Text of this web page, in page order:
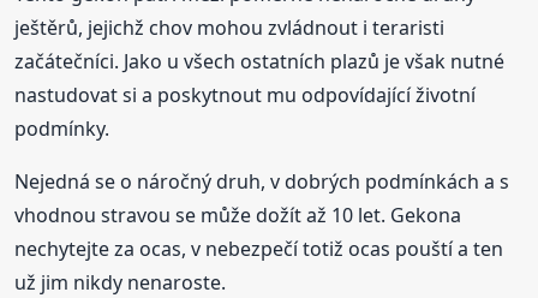
ještěrů, jejichž chov mohou zvládnout i teraristi
začátečníci. Jako u všech ostatních plazů je však nutné
nastudovat si a poskytnout mu odpovídající životní
podmínky.
Nejedná se o náročný druh, v dobrých podmínkách a s
vhodnou stravou se může dožít až 10 let. Gekona
nechytejte za ocas, v nebezpečí totiž ocas pouští a ten
už jim nikdy nenaroste.